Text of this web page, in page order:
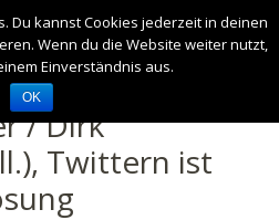
/ Dirk
Twittern ist
Du kannst Cookies jederzeit in deinen
Wenn du die Website weiter nutzt,
Einverständnis aus.
OK